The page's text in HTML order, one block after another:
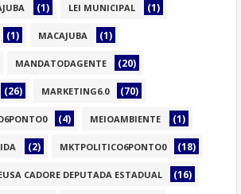
(1) LEI MUNICIPAL (1)
(1) MACAJUBA (1)
MANDATODAGENTE (20)
(26) MARKETING6.0 (70)
(4) MEIOAMBIENTE (1)
(2) MKTPOLITICO6PONTO0 (18)
CADORE DEPUTADA ESTADUAL (16)